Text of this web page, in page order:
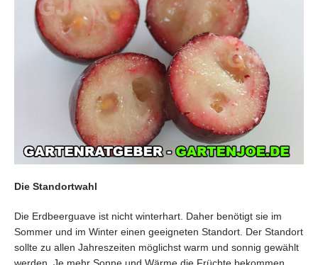
Die Standortwahl
Die Erdbeerguave ist nicht winterhart. Daher benötigt sie im
Sommer und im Winter einen geeigneten Standort. Der Standort
sollte zu allen Jahreszeiten möglichst warm und sonnig gewählt
werden. Je mehr Sonne und Wärme die Früchte bekommen,